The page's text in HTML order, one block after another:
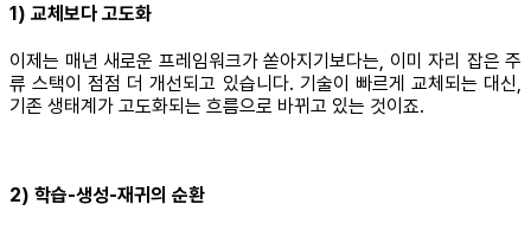
1) 교체보다 고도화
이제는 매년 새로운 프레임워크가 쏟아지기보다는, 이미 자리 잡은 주
류 스택이 점점 더 개선되고 있습니다. 기술이 빠르게 교체되는 대신,
기존 생태계가 고도화되는 흐름으로 바뀌고 있는 것이죠.
2) 학습-생성-재귀의 순환